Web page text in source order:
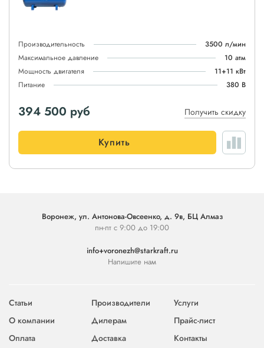
Производительность
3500 л/мин
Максимальное давление
10 атм
Мощность двигателя
11+11 кВт
Питание
380 В
394 500 руб Получить скидку
Купить
Воронеж, ул. Антонова-Овсеенко, д. 9в, БЦ Алмаз
пн-пт с 9:00 до 19:00
info+voronezh@starkraft.ru
Напишите нам
Статьи Производители
Услуги
О компании
Дилерам
Прайс-лист
Оплата
Доставка Контакты